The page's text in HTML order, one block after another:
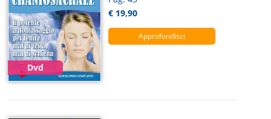
Dvd
€ 19,90
Approfondisci